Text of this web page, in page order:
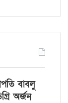
বাবলু
অর্জন